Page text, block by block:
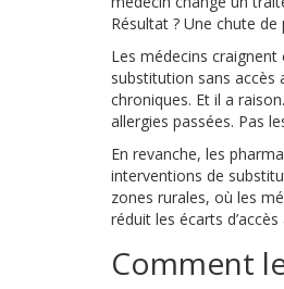
Résultat ? Une chute
Les médecins craignent
substitution sans accès
chroniques. Et il a
allergies passées. Pas
En revanche, les
interventions de
zones rurales, où les
réduit les écarts
Comment